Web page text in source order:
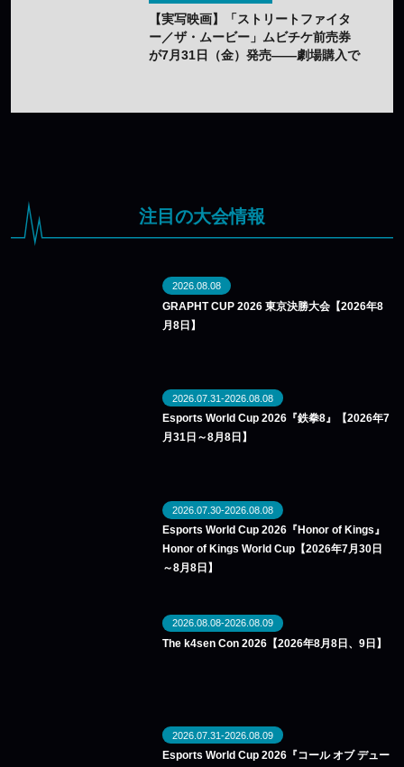
【実写映画】「ストリートファイタ
ー／ザ・ムービー」ムビチケ前売券
が7月31日（金）発売——劇場購入で
注目の大会情報
2026.08.08
GRAPHT CUP 2026 東京決勝大会【2026年8
月8日】
2026.07.31-2026.08.08
Esports World Cup 2026『鉄拳8』【2026年7
月31日～8月8日】
2026.07.30-2026.08.08
Esports World Cup 2026『Honor of Kings』
Honor of Kings World Cup【2026年7月30日
～8月8日】
2026.08.08-2026.08.09
The k4sen Con 2026【2026年8月8日、9日】
2026.07.31-2026.08.09
Esports World Cup 2026『コール オブ デュー